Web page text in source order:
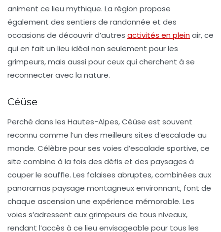
animent ce lieu mythique. La région propose
également des sentiers de randonnée et des
occasions de découvrir d’autres activités en pleinair, ce
qui en fait un lieu idéal non seulement pour les
grimpeurs, mais aussi pour ceux qui cherchent à se
reconnecter avec la nature.
Céüse
Perché dans les Hautes-Alpes,Céüse est souvent
reconnu comme l’un des meilleurs sites d’escalade au
monde. Célèbre pour ses voies d’escalade sportive, ce
site combine à la fois des défis et des paysages à
couper le souffle. Les falaises abruptes, combinées aux
panoramas paysage montagneux environnant, font de
chaque ascension une expérience mémorable. Les
voies s’adressent aux grimpeurs de tous niveaux,
rendant l’accès à ce lieu envisageable pour tous les